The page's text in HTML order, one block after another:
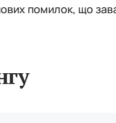
помилок, що